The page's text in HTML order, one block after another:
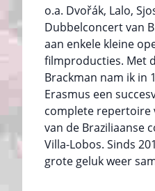
o.a. Dvořák, Lalo,
Dubbelconcert van
aan enkele kleine
filmproducties. Met
Brackman nam ik in
Erasmus een
complete repertoire
van de Braziliaanse
Villa-Lobos. Sinds
grote geluk weer